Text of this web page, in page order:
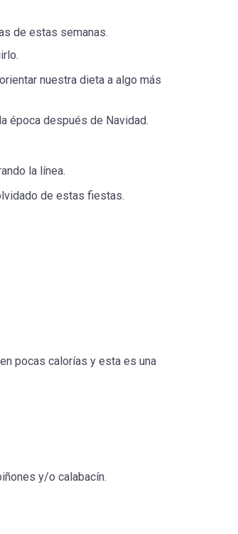
de estas semanas.
nuestra dieta a algo más
época después de Navidad.
la línea.
de estas fiestas.
pocas calorías y esta es una
y/o calabacín.